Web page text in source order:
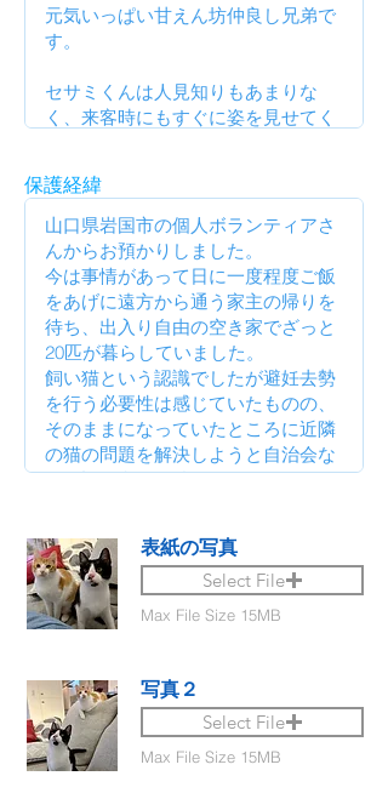
保護経緯
表紙の写真
Select File
Max File Size 15MB
写真２
Select File
Max File Size 15MB